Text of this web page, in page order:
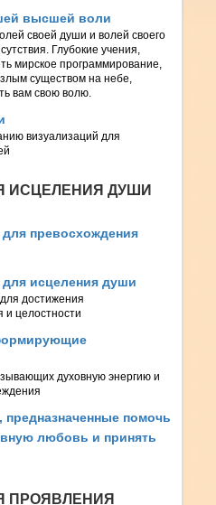
высшей воли
своей души и волей своего
Глубокие учения,
мирское программирование,
существом на небе,
вам свою волю.
визуализаций для
ИСЦЕЛЕНИЯ ДУШИ
превосхождения
исцеления души
достижения
и целостности
духовную энергию и
предназначенные помочь
любовь и принять
ПРОЯВЛЕНИЯ